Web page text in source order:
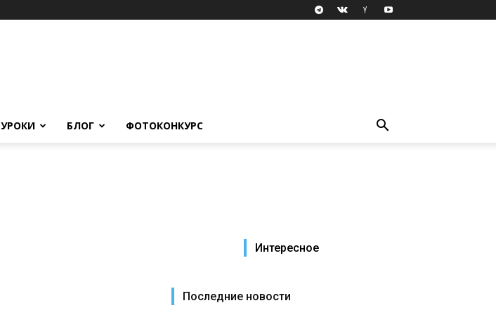
УРОКИ БЛОГ ФОТОКОНКУРС
Интересное
Последние новости